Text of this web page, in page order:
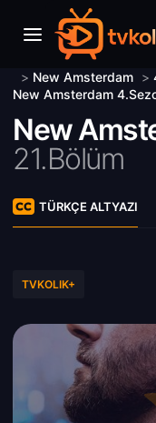
> New Amsterdam >
New Amsterdam
New
21.Bölüm
TÜRKÇE ALTYAZI
TVKOLIK+